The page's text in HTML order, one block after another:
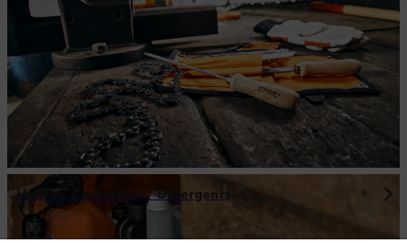
Huiles / Carburants / Détergents